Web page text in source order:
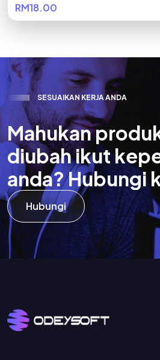
RM18.00
SESUAIKAN KERJA ANDA
Mahukanprodu
diubahikutkep
anda?Hubungi
Hubungi